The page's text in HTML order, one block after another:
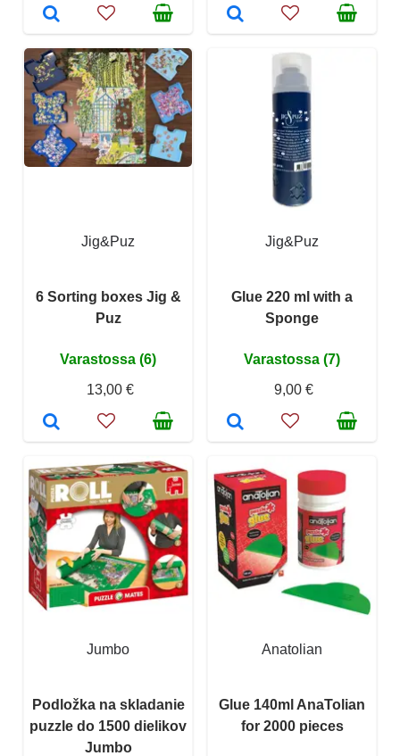
Jig&Puz
6 Sorting boxes Jig &
Puz
Varastossa (6)
13,00 €
Jig&Puz
Glue 220 ml with a
Sponge
Varastossa (7)
9,00 €
Jumbo
Podložka na skladanie
puzzle do 1500 dielikov
Jumbo
Anatolian
Glue 140ml AnaTolian
for 2000 pieces